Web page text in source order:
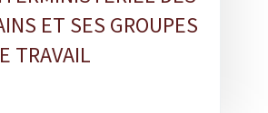
ET SES GROUPES
TRAVAIL